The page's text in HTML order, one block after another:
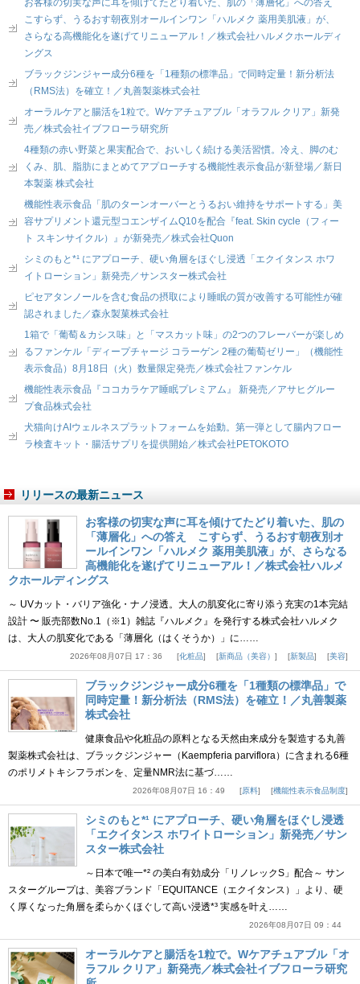
お客様の切実な声に耳を傾けてたどり着いた、肌の「薄層化」への答え
こすらず、うるおす朝夜別オールインワン「ハルメク 薬用美肌液」が、
さらなる高機能化を遂げてリニューアル！／株式会社ハルメクホールディ
ングス
ブラックジンジャー成分6種を「1種類の標準品」で同時定量！新分析法
（RMS法）を確立！／丸善製薬株式会社
オーラルケアと腸活を1粒で。Wケアチュアブル「オラフル クリア」新発
売／株式会社イブフローラ研究所
4種類の赤い野菜と果実配合で、おいしく続ける美活習慣。冷え、脚のむ
くみ、肌、脂肪にまとめてアプローチする機能性表示食品が新登場／新日
本製薬 株式会社
機能性表示食品「肌のターンオーバーとうるおい維持をサポートする」美
容サプリメント還元型コエンザイムQ10を配合『feat. Skin cycle（フィー
ト スキンサイクル）』が新発売／株式会社Quon
シミのもと*¹ にアプローチ、硬い角層をほぐし浸透「エクイタンス ホワ
イトローション」新発売／サンスター株式会社
ピセアタンノールを含む食品の摂取により睡眠の質が改善する可能性が確
認されました／森永製菓株式会社
1箱で「葡萄＆カシス味」と「マスカット味」の2つのフレーバーが楽しめ
るファンケル「ディープチャージ コラーゲン 2種の葡萄ゼリー」（機能性
表示食品）8月18日（火）数量限定発売／株式会社ファンケル
機能性表示食品『ココカラケア睡眠プレミアム』 新発売／アサヒグルー
プ食品株式会社
犬猫向けAIウェルネスプラットフォームを始動。第一弾として腸内フロー
ラ検査キット・腸活サプリを提供開始／株式会社PETOKOTO
リリースの最新ニュース
お客様の切実な声に耳を傾けてたどり着いた、肌の
「薄層化」への答え こすらず、うるおす朝夜別オ
ールインワン「ハルメク 薬用美肌液」が、さらなる
高機能化を遂げてリニューアル！／株式会社ハルメ
クホールディングス
～ UVカット・バリア強化・ナノ浸透。大人の肌変化に寄り添う充実の1本完結
設計 〜 販売部数No.1（※1）雑誌『ハルメク』を発行する株式会社ハルメク
は、大人の肌変化である「薄層化（はくそうか）」に……
2026年08月07日 17：36 化粧品 新商品（美容） 新製品 美容
ブラックジンジャー成分6種を「1種類の標準品」で
同時定量！新分析法（RMS法）を確立！／丸善製薬
株式会社
健康食品や化粧品の原料となる天然由来成分を製造する丸善
製薬株式会社は、ブラックジンジャー（Kaempferia parviflora）に含まれる6種
のポリメトキシフラボンを、定量NMR法に基づ……
2026年08月07日 16：49 原料 機能性表示食品制度
シミのもと*¹ にアプローチ、硬い角層をほぐし浸透
「エクイタンス ホワイトローション」新発売／サン
スター株式会社
～日本で唯一*² の美白有効成分「リノレックS」配合～ サン
スターグループは、美容ブランド「EQUITANCE（エクイタンス）」より、硬
く厚くなった角層を柔らかくほぐして高い浸透*³ 実感を叶え……
2026年08月07日 09：44
オーラルケアと腸活を1粒で。Wケアチュアブル「オ
ラフル クリア」新発売／株式会社イブフローラ研究